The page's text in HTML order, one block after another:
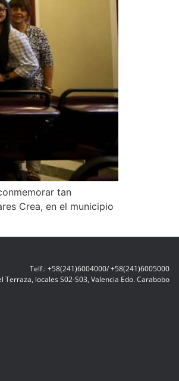
tan
Crea, en el municipio
Telf.: +58(241)6004000/ +58(241)6005000
Terraza, locales S02-S03, Valencia Edo. Carabobo